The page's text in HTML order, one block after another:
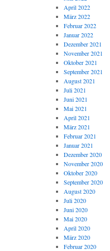
April 2022
März 2022
Februar 2022
Januar 2022
Dezember 2021
November 2021
Oktober 2021
September 2021
August 2021
Juli 2021
Juni 2021
Mai 2021
April 2021
März 2021
Februar 2021
Januar 2021
Dezember 2020
November 2020
Oktober 2020
September 2020
August 2020
Juli 2020
Juni 2020
Mai 2020
April 2020
März 2020
Februar 2020